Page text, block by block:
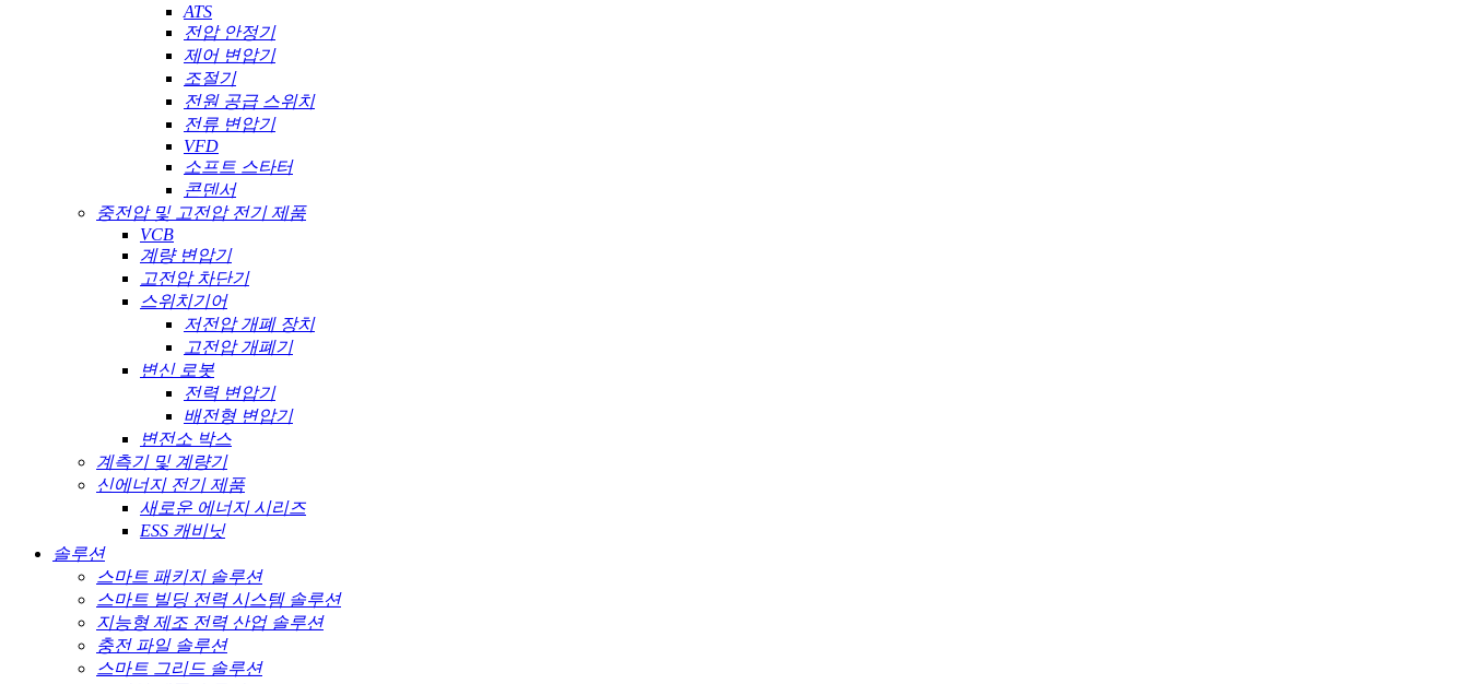
ATS
전압 안정기
제어 변압기
조절기
전원 공급 스위치
전류 변압기
VFD
소프트 스타터
콘덴서
중전압 및 고전압 전기 제품
VCB
계량 변압기
고전압 차단기
스위치기어
저전압 개폐 장치
고전압 개폐기
변신 로봇
전력 변압기
배전형 변압기
변전소 박스
계측기 및 계량기
신에너지 전기 제품
새로운 에너지 시리즈
ESS 캐비닛
솔루션
스마트 패키지 솔루션
스마트 빌딩 전력 시스템 솔루션
지능형 제조 전력 산업 솔루션
충전 파일 솔루션
스마트 그리드 솔루션